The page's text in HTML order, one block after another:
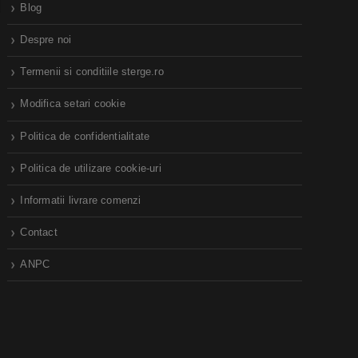
Blog
Despre noi
Termenii si conditiile sterge.ro
Modifica setari cookie
Politica de confidentialitate
Politica de utilizare cookie-uri
Informatii livrare comenzi
Contact
ANPC